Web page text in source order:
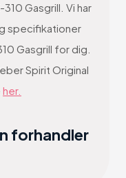
Gasgrill. Vi har
specifikationer
Gasgrill for dig.
Spirit Original
her.
forhandler